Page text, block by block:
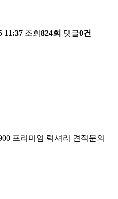
11:37 조회 824회 댓글0건
프리미엄 럭셔리 견적문의